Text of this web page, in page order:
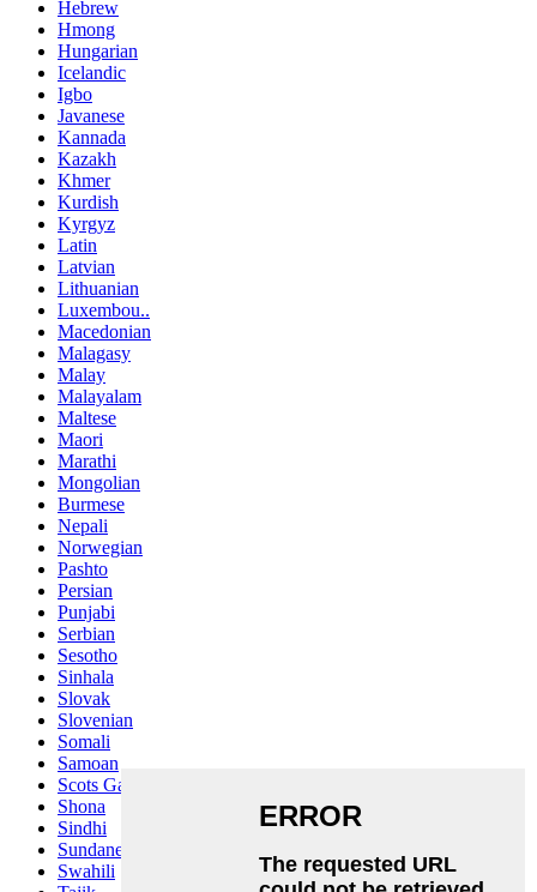
Hebrew
Hmong
Hungarian
Icelandic
Igbo
Javanese
Kannada
Kazakh
Khmer
Kurdish
Kyrgyz
Latin
Latvian
Lithuanian
Luxembou..
Macedonian
Malagasy
Malay
Malayalam
Maltese
Maori
Marathi
Mongolian
Burmese
Nepali
Norwegian
Pashto
Persian
Punjabi
Serbian
Sesotho
Sinhala
Slovak
Slovenian
Somali
Samoan
Scots Gaelic
Shona
Sindhi
Sundanese
Swahili